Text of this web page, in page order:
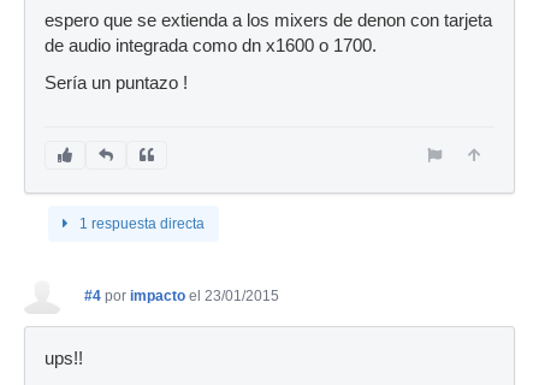
espero que se extienda a los mixers de denon con tarjeta
de audio integrada como dn x1600 o 1700.
Sería un puntazo !
1 respuesta directa
#4 por impacto el 23/01/2015
ups!!